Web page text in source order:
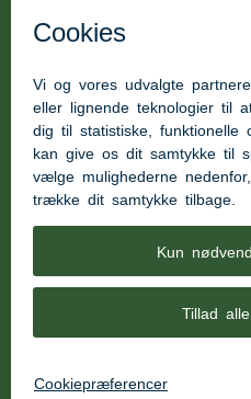
Kontakt
Stubbæk Børnehus
Stubbæk Skolegade 8
6200 Aabenraa
Tilgængelighedserklæring
Praktiske Oplysninger